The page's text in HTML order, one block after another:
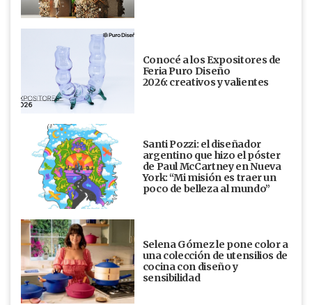
Conocé a los Expositores de
Feria Puro Diseño
2026: creativos y valientes
Santi Pozzi: el diseñador
argentino que hizo el póster
de Paul McCartney en Nueva
York: “Mi misión es traer un
poco de belleza al mundo”
Selena Gómez le pone color a
una colección de utensilios de
cocina con diseño y
sensibilidad